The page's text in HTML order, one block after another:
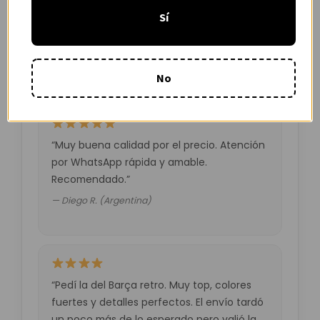
tardó unos días pero llegó perfecta.
— Laura M. (España)
“Muy buena calidad por el precio. Atención
por WhatsApp rápida y amable.
Recomendado.”
— Diego R. (Argentina)
“Pedí la del Barça retro. Muy top, colores
fuertes y detalles perfectos. El envío tardó
Sí
No